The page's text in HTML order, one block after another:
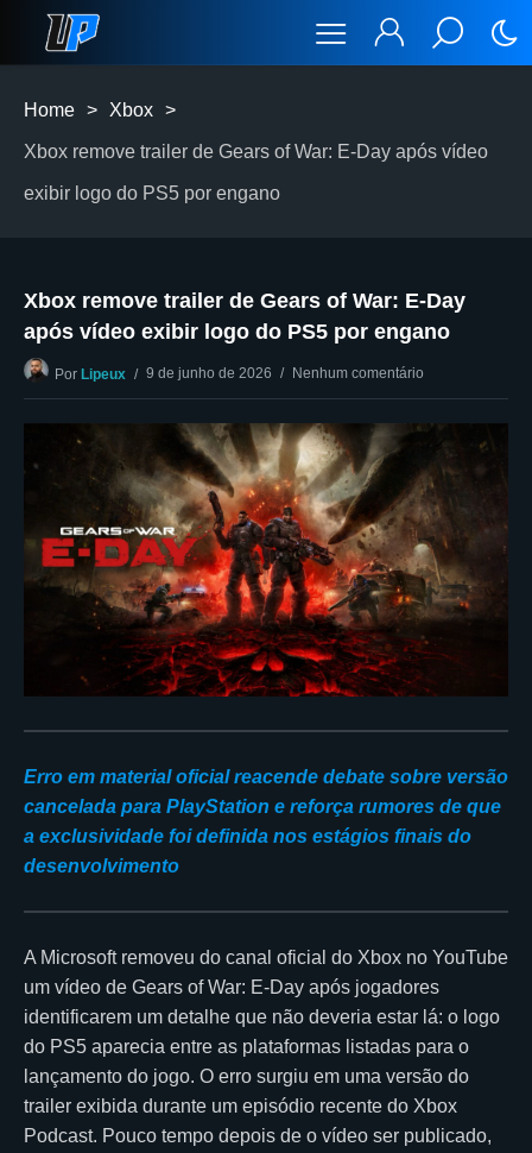
Home > Xbox >
Xbox remove trailer de Gears of War: E-Day após vídeo
exibir logo do PS5 por engano
Xbox remove trailer de Gears of War: E-Day
após vídeo exibir logo do PS5 por engano
Por Lipeux 9 de junho de 2026 Nenhum comentário
Erro em material oficial reacende debate sobre versão
cancelada para PlayStation e reforça rumores de que
a exclusividade foi definida nos estágios finais do
desenvolvimento
A Microsoft removeu do canal oficial do Xbox no YouTube
um vídeo de Gears of War: E-Day após jogadores
identificarem um detalhe que não deveria estar lá: o logo
do PS5 aparecia entre as plataformas listadas para o
lançamento do jogo. O erro surgiu em uma versão do
trailer exibida durante um episódio recente do Xbox
Podcast. Pouco tempo depois de o vídeo ser publicado,